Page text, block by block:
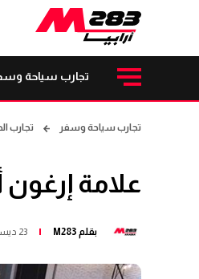
تجارب سياحة
تجارب سياحة وسفر تجارب
علامة إرغون
بقلم M283 23 ديسمبر 2025